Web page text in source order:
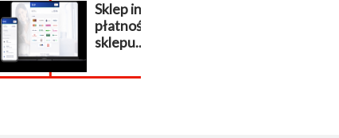
Sklep internetowy
płatności do
sklepu...